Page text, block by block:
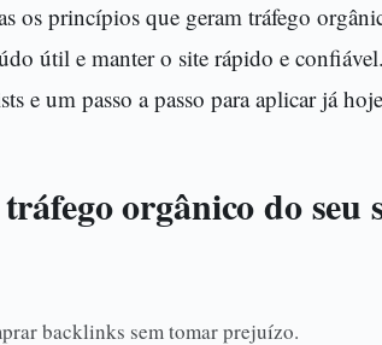
os princípios que geram tráfego
útil e manter o site rápido e
e um passo a passo para aplicar já
orgânico do seu
backlinks sem tomar prejuízo.